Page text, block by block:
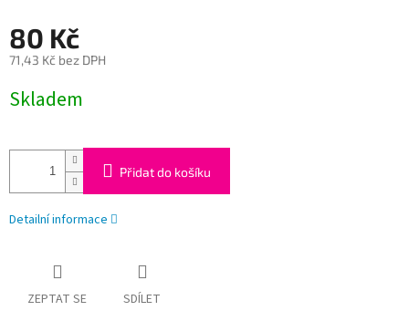
80 Kč
71,43 Kč bez DPH
cena:
Skladem
Přidat do košíku
Detailní informace
ZEPTAT SE SDÍLET